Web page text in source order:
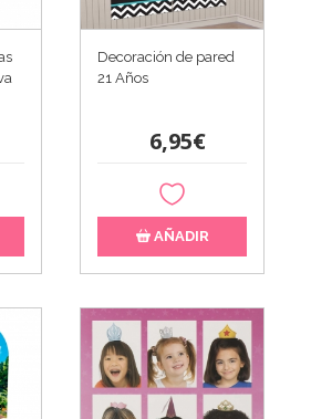
Decoración de pared
21 Años
6,95€
AÑADIR